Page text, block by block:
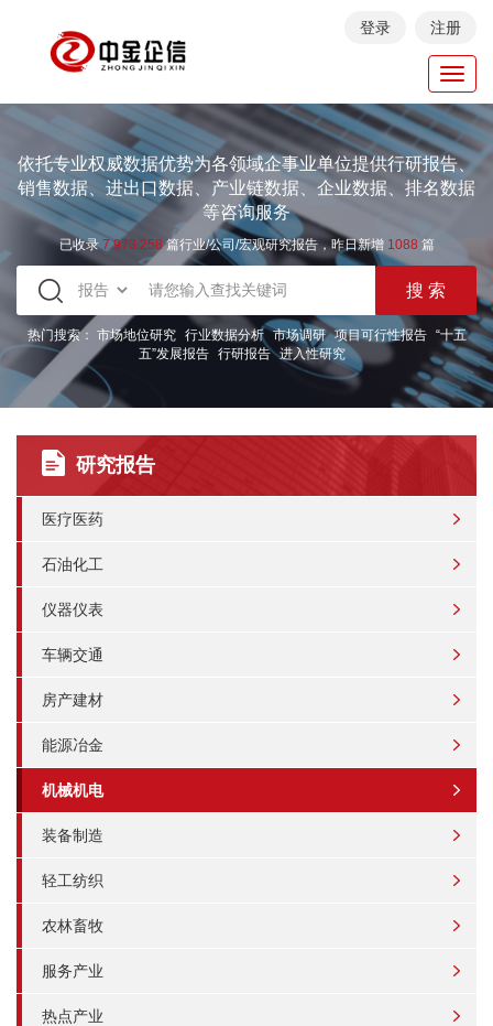
登录 注册
依托专业权威数据优势为各领域企事业单位提供行研报告、
销售数据、进出口数据、产业链数据、企业数据、排名数据
等咨询服务
已收录7.973.258篇行业/公司/宏观研究报告，昨日新增 1088 篇
热门搜索： 市场地位研究 行业数据分析 市场调研 项目可行性报告
“十五
五”发展报告 行研报告 进入性研究
研究报告
医疗医药
石油化工
仪器仪表
车辆交通
房产建材
能源冶金
机械机电
装备制造
轻工纺织
农林畜牧
服务产业
热点产业